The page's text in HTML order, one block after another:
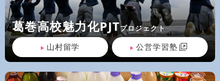
葛巻高校魅力化PJTプロジェクト
山村留学 公営学習塾